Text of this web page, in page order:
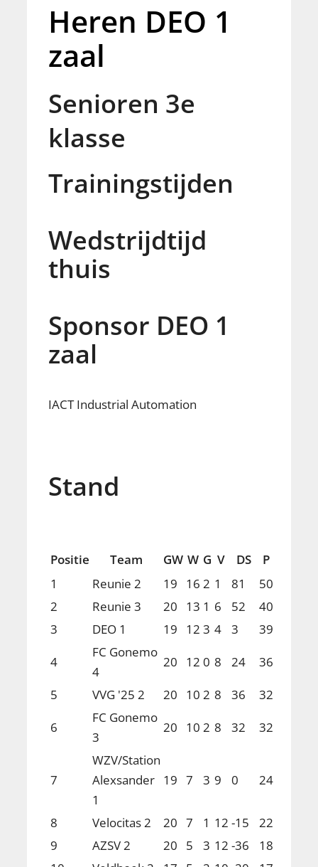
Heren DEO 1
zaal
Senioren 3e
klasse
Trainingstijden
Wedstrijdtijd
thuis
Sponsor DEO 1
zaal
IACT Industrial Automation
Stand
Positie Team GW W G V DS
P
1
Reunie 2 19 16 2 1 81
50
2
Reunie 3 20 13 1 6 52
40
3
DEO 1 19 12 3 4 3
39
4
FC Gonemo
4
20 12 0 8 24
36
5
VVG '25 2 20 10 2 8 36
32
6
FC Gonemo
3
20 10 2 8 32 32
7
WZV/Station
Alexsander
1
19 7 3 9 0 24
8 Velocitas 2 20 7 1 12 -15
22
9
AZSV 2 20 5 3 12 -36
18